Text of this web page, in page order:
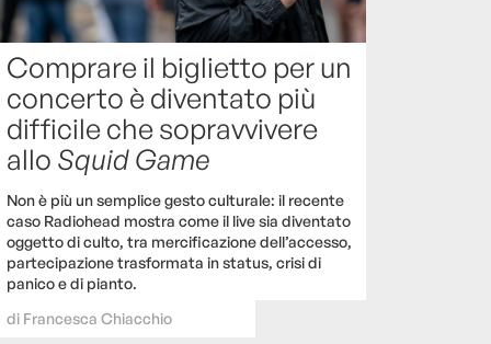
Comprare il biglietto per un
concerto è diventato più
difficile che sopravvivere
allo Squid Game
Non è più un semplice gesto culturale: il recente
caso Radiohead mostra come il live sia diventato
oggetto di culto, tra mercificazione dell’accesso,
partecipazione trasformata in status, crisi di
panico e di pianto.
di Francesca Chiacchio